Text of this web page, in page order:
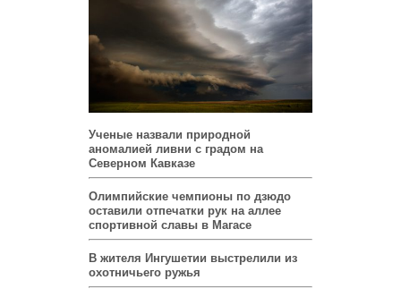
Ученые назвали природной
аномалией ливни с градом на
Северном Кавказе
Олимпийские чемпионы по дзюдо
оставили отпечатки рук на аллее
спортивной славы в Магасе
В жителя Ингушетии выстрелили из
охотничьего ружья